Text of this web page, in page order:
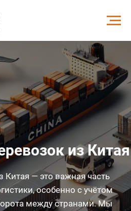
из Китая
Китая — это важная часть
особенно с учётом
между странами. Мы